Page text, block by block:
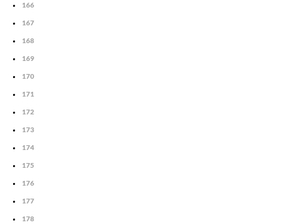
166
167
168
169
170
171
172
173
174
175
176
177
178